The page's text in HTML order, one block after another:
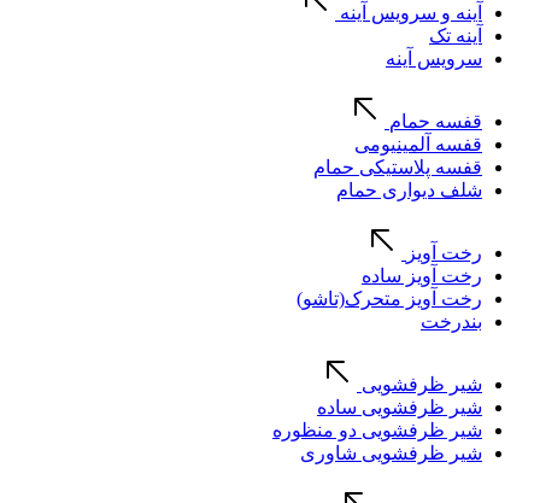
آینه و سرویس آینه
آینه تک
سرویس آینه
قفسه حمام
قفسه آلمینیومی
قفسه پلاستیکی حمام
شلف دیواری حمام
رخت آویز
رخت آویز ساده
رخت آویز متحرک(تاشو)
بندرخت
شیر ظرفشویی
شیر ظرفشویی ساده
شیر ظرفشویی دو منظوره
شیر ظرفشویی شاوری